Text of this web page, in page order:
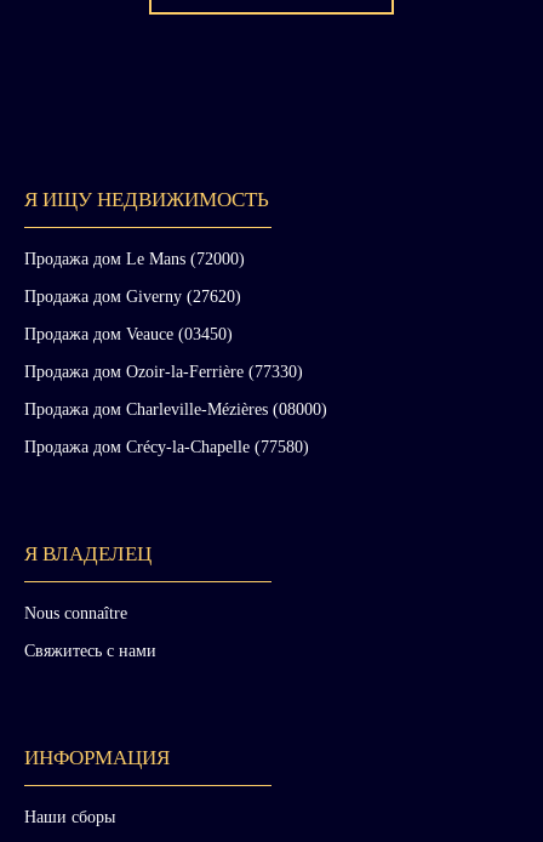
Я ИЩУ НЕДВИЖИМОСТЬ
Продажа дом Le Mans (72000)
Продажа дом Giverny (27620)
Продажа дом Veauce (03450)
Продажа дом Ozoir-la-Ferrière (77330)
Продажа дом Charleville-Mézières (08000)
Продажа дом Crécy-la-Chapelle (77580)
Я ВЛАДЕЛЕЦ
Nous connaître
Свяжитесь с нами
ИНФОРМАЦИЯ
Наши сборы